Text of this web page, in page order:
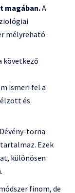
magában.A
mélyreható
következő
ismeri fel a
és
torna
Ezek
különösen
finom, de